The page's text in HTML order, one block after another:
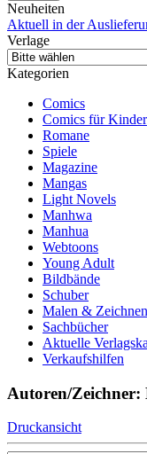
Neuheiten
Aktuell in der
Verlage
Kategorien
Comics
Comics für Kinder
Romane
Spiele
Magazine
Mangas
Light Novels
Manhwa
Manhua
Webtoons
Young Adult
Bildbände
Schuber
Malen & Zeichnen
Sachbücher
Aktuelle
Verkaufshilfen
Autoren/Zeichner:
Druckansicht